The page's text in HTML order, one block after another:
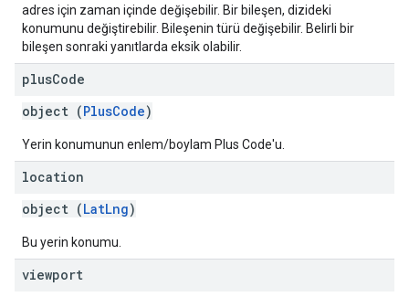
adres için zaman içinde değişebilir. Bir bileşen, dizideki
konumunu değiştirebilir. Bileşenin türü değişebilir. Belirli bir
bileşen sonraki yanıtlarda eksik olabilir.
plusCode
object (PlusCode)
Yerin konumunun enlem/boylam Plus Code'u.
location
object (LatLng)
Bu yerin konumu.
viewport